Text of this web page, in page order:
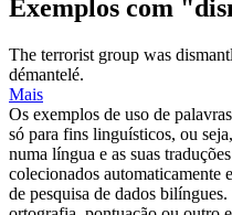
Exemplos com
The terrorist group was
démantelé.
Mais
Os exemplos de uso de
só para fins linguísticos, ou
numa língua e as suas
colecionados automaticamente
de pesquisa de dados